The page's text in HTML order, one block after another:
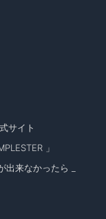
サイト
」
来なかったら _